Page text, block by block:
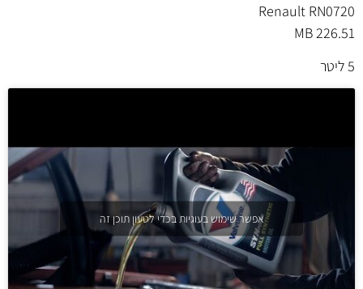
Renault RN0720
MB 226.51
5 ליטר
אפשר שימוש בעוגיות בכדי לטעון תוכן זה